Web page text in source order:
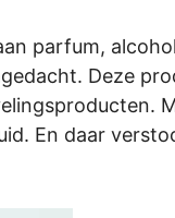
parfum,
Deze
En daar